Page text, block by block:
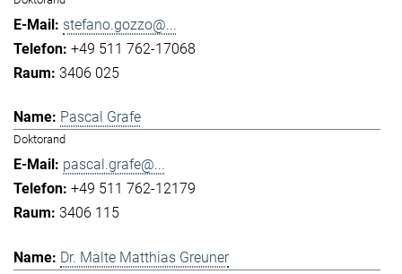
stefano.gozzo@...
+49 511 762-17068
3406 025
Pascal Grafe
Doktorand
pascal.grafe@...
+49 511 762-12179
3406 115
Dr. Malte Matthias Greuner